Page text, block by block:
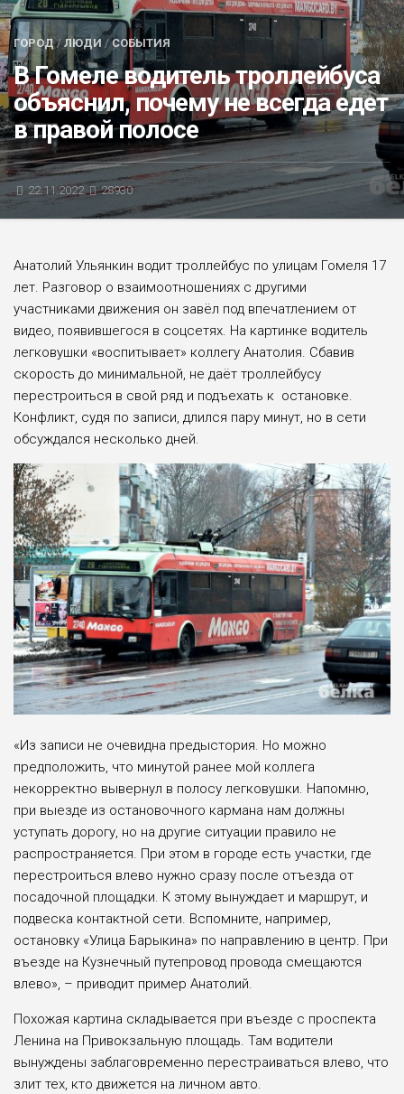
БЛИЦ-ОПРОС
АФИША
ГОРОД/ ЛЮДИ /СОБЫТИЯ
В Гомеле водитель троллейбуса
объяснил, почему не всегда едет
в правой полосе
22.11.2022 28930
Анатолий Ульянкин водит троллейбус по улицам Гомеля 17
лет. Разговор о взаимоотношениях с другими
участниками движения он завёл под впечатлением от
видео, появившегося в соцсетях. На картинке водитель
легковушки «воспитывает» коллегу Анатолия. Сбавив
скорость до минимальной, не даёт троллейбусу
перестроиться в свой ряд и подъехать к остановке.
Конфликт, судя по записи, длился пару минут, но в сети
обсуждался несколько дней.
«Из записи не очевидна предыстория. Но можно
предположить, что минутой ранее мой коллега
некорректно вывернул в полосу легковушки. Напомню,
при выезде из остановочного кармана нам должны
уступать дорогу, но на другие ситуации правило не
распространяется. При этом в городе есть участки, где
перестроиться влево нужно сразу после отъезда от
посадочной площадки. К этому вынуждает и маршрут, и
подвеска контактной сети. Вспомните, например,
остановку «Улица Барыкина» по направлению в центр. При
въезде на Кузнечный путепровод провода смещаются
влево», – приводит пример Анатолий.
Похожая картина складывается при въезде с проспекта
Ленина на Привокзальную площадь. Там водители
вынуждены заблаговременно перестраиваться влево, что
злит тех, кто движется на личном авто.